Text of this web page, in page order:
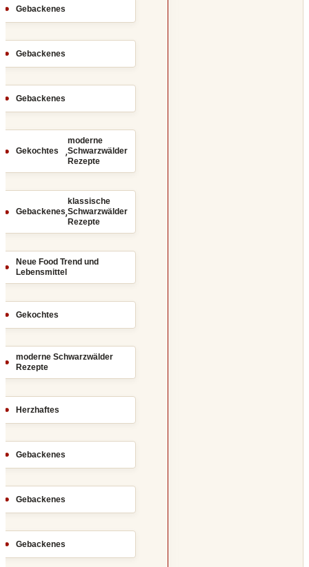
Gebackenes
Gebackenes
Gebackenes
Gekochtes ,
moderne
Schwarzwälder
Rezepte
Gebackenes,
klassische
Schwarzwälder
Rezepte
Neue Food Trend und
Lebensmittel
Gekochtes
moderne Schwarzwälder
Rezepte
Herzhaftes
Gebackenes
Gebackenes
Gebackenes